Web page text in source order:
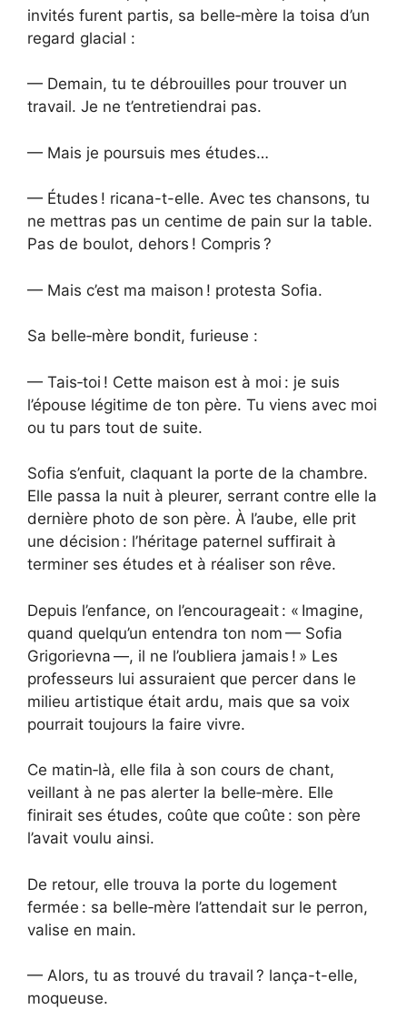
invités furent partis, sa belle‑mère la toisa d’un
regard glacial :
— Demain, tu te débrouilles pour trouver un
travail. Je ne t’entretiendrai pas.
— Mais je poursuis mes études…
— Études ! ricana-t-elle. Avec tes chansons, tu
ne mettras pas un centime de pain sur la table.
Pas de boulot, dehors ! Compris ?
— Mais c’est ma maison ! protesta Sofia.
Sa belle‑mère bondit, furieuse :
— Tais‑toi ! Cette maison est à moi : je suis
l’épouse légitime de ton père. Tu viens avec moi
ou tu pars tout de suite.
Sofia s’enfuit, claquant la porte de la chambre.
Elle passa la nuit à pleurer, serrant contre elle la
dernière photo de son père. À l’aube, elle prit
une décision : l’héritage paternel suffirait à
terminer ses études et à réaliser son rêve.
Depuis l’enfance, on l’encourageait : « Imagine,
quand quelqu’un entendra ton nom — Sofia
Grigorievna —, il ne l’oubliera jamais ! » Les
professeurs lui assuraient que percer dans le
milieu artistique était ardu, mais que sa voix
pourrait toujours la faire vivre.
Ce matin‑là, elle fila à son cours de chant,
veillant à ne pas alerter la belle‑mère. Elle
finirait ses études, coûte que coûte : son père
l’avait voulu ainsi.
De retour, elle trouva la porte du logement
fermée : sa belle‑mère l’attendait sur le perron,
valise en main.
— Alors, tu as trouvé du travail ? lança-t-elle,
moqueuse.